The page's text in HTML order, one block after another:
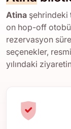
Atina şehrindeki
on hop-off
rezervasyon
seçenekler,
yılındaki